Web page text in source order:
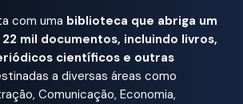
com uma biblioteca que abriga um
mil documentos, incluindo livros,
científicos e outras
a diversas áreas como
Comunicação, Economia,